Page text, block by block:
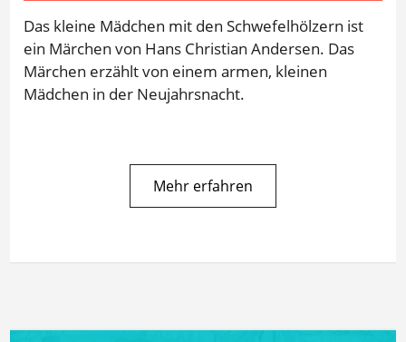
Das kleine Mädchen mit den Schwefelhölzern ist
ein Märchen von Hans Christian Andersen. Das
Märchen erzählt von einem armen, kleinen
Mädchen in der Neujahrsnacht.
Mehr erfahren